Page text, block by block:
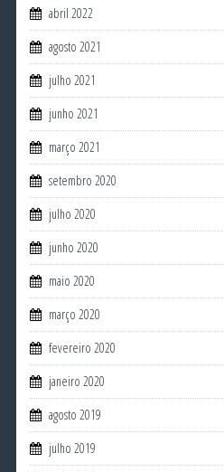
abril 2022
agosto 2021
julho 2021
junho 2021
março 2021
setembro 2020
julho 2020
junho 2020
maio 2020
março 2020
fevereiro 2020
janeiro 2020
agosto 2019
julho 2019